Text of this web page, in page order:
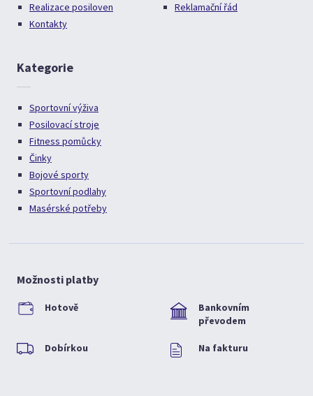
Realizace posiloven
Kontakty
Reklamační řád
Kategorie
Sportovní výživa
Posilovací stroje
Fitness pomůcky
Činky
Bojové sporty
Sportovní podlahy
Masérské potřeby
Možnosti platby
Hotově
Bankovním
převodem
Dobírkou Na fakturu